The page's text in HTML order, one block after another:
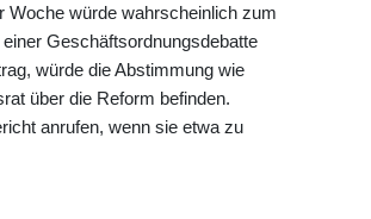
Woche würde wahrscheinlich zum
Geschäftsordnungsdebatte
würde die Abstimmung wie
über die Reform befinden.
anrufen, wenn sie etwa zu